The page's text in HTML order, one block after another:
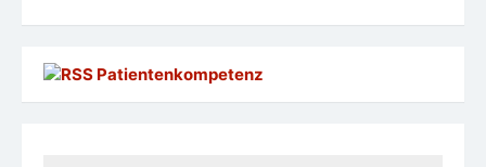
Patientenkompetenz